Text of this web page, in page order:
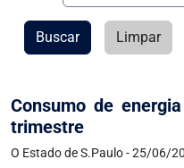
Consumo de
trimestre
O Estado de S.Paulo - 25/06/
Buscar Limpar